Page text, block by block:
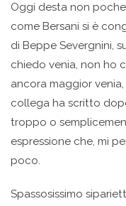
Oggi desta non poche
come Bersani si è
di Beppe Severgnini,
chiedo venia, non ho
ancora maggior venia,
collega ha scritto
troppo o
espressione che, mi
poco.
Spassosissimo